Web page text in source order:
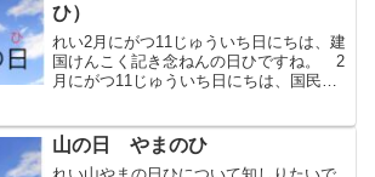
ひ）
れい2月にがつ11じゅういち日にちは、建
国けんこく記き念ねんの日ひですね。 2
月にがつ11じゅういち日にちは、国民こ
す。 国民こくみんの祝日しゅくじつに
関かんする法律ほ...
山の日 やまのひ